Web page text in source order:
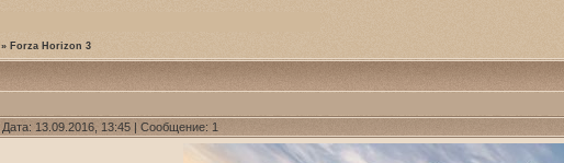
» Forza Horizon 3
Дата: 13.09.2016, 13:45 | Сообщение: 1